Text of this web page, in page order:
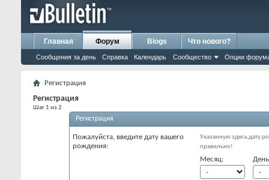
Главная Форум
Сообщения за день Справка Календарь Сообщество Опции
Blogs Что нового?
Регистрация
Регистрация
Шаг 1 из 2
Регистрация
Пожалуйста, введите дату вашего
рождения:
Указанную здесь дату
правильно!
Месяц: